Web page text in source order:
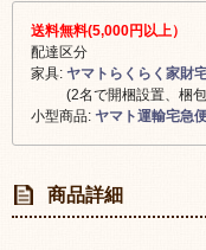
送料無料(5,000円以上）
配達区分
家具: ヤマトらくらく家財
(2名で開梱設置、梱
小型商品: ヤマト運輸宅急
商品詳細